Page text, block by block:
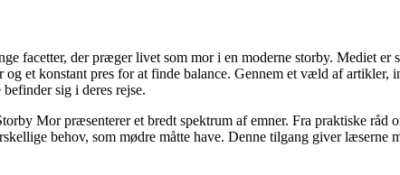
facetter, der præger livet som mor i en moderne storby. Mediet
et konstant pres for at finde balance. Gennem et væld af
sig i deres rejse.
Mor præsenterer et bredt spektrum af emner. Fra praktiske
behov, som mødre måtte have. Denne tilgang giver